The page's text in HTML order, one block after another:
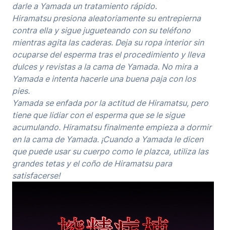
darle a Yamada un tratamiento rápido.
Hiramatsu presiona aleatoriamente su entrepierna
contra ella y sigue jugueteando con su teléfono
mientras agita las caderas. Deja su ropa interior sin
ocuparse del esperma tras el procedimiento y lleva
dulces y revistas a la cama de Yamada. No mira a
Yamada e intenta hacerle una buena paja con los
pies.
Yamada se enfada por la actitud de Hiramatsu, pero
tiene que lidiar con el esperma que se le sigue
acumulando. Hiramatsu finalmente empieza a dormir
en la cama de Yamada. ¡Cuando a Yamada le dicen
que puede usar su cuerpo como le plazca, utiliza las
grandes tetas y el coño de Hiramatsu para
satisfacerse!